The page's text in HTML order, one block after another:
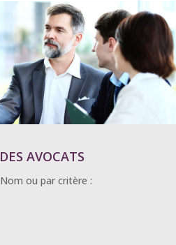
AVOCATS
ou par critère :